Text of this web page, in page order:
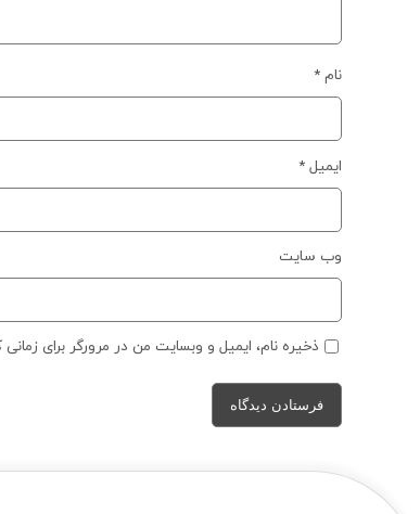
نام *
ایمیل *
وب‌ سایت
ذخیره نام، ایمیل و وبسایت من در مرورگر برای